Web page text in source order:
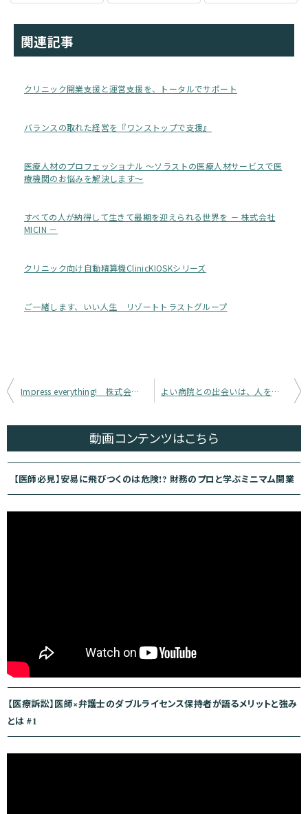
関連記事
クリニック開業支援と運営支援を、トータルでサポート
バランスの取れた経営を『ワンストップで支援』
医療人材のプロフェッショナル ～ソラストの医療人材サービスで医
療機関のお悩みを解決します～
すべての人が納得して生きて最期を迎えられる世界を － 株式会社
MICIN －
クリニック向け自動精算機ClinicKIOSKシリーズ
ご一緒します、いい人生＿リゾートトラストグループ
投
ビ
ゲ
ー
Impress everything!＿株式会社peerNIST よい病院との出会いは、人を幸せにする。 カルー株式会社
動画コンテンツはこちら
【医師必見】安易に飛びつくのは危険!? 財務のプロと学ぶミニマム開業
【医療訴訟】医師×弁護士のダブルライセンス保持者が語るメリットと強み
とは #1